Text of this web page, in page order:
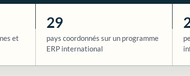
et
29
pays coordonnés sur un programme
ERP international